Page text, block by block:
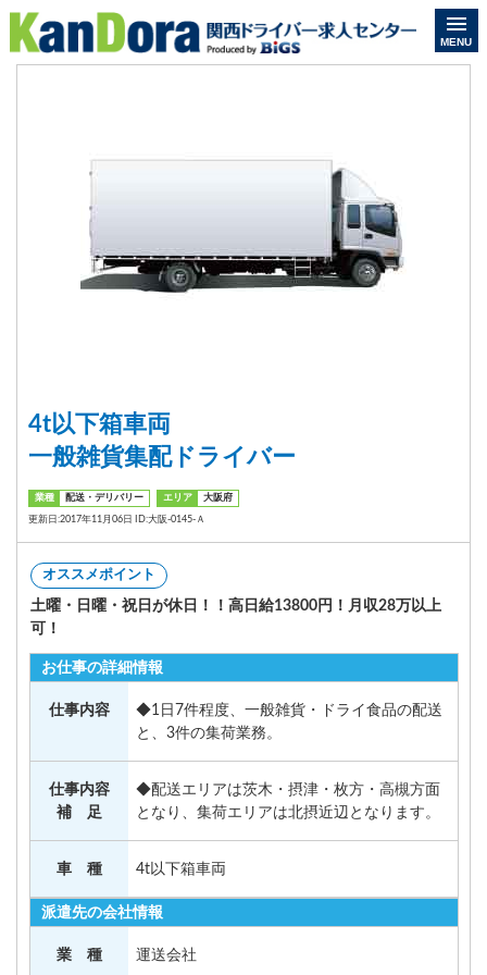
MENU
4t以下箱車両
一般雑貨集配ドライバー
業種 配送・デリバリー エリア 大阪府
更新日:2017年11月06日 ID:大阪-0145-Ａ
オススメポイント
土曜・日曜・祝日が休日！！高日給13800円！月収28万以上
可！
お仕事の詳細情報
仕事内容
◆1日7件程度、一般雑貨・ドライ食品の配送
と、3件の集荷業務。
仕事内容
補 足
◆配送エリアは茨木・摂津・枚方・高槻方面
となり、集荷エリアは北摂近辺となります。
車 種 4t以下箱車両
派遣先の会社情報
業 種 運送会社